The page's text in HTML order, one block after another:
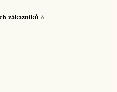
zákazníků ⭐